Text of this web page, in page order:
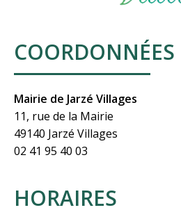
COORDONNÉES
Mairie de Jarzé Villages
11, rue de la Mairie
49140 Jarzé Villages
02 41 95 40 03
HORAIRES